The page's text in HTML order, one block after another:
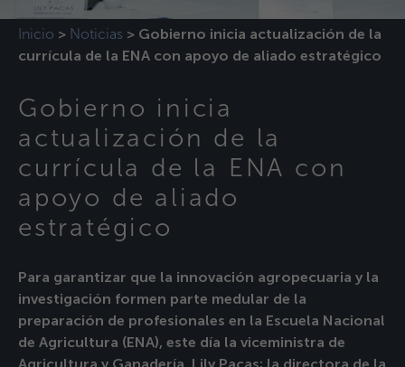
Inicio > Noticias > Gobierno inicia actualización de la
currícula de la ENA con apoyo de aliado estratégico
Gobierno inicia
actualización de la
currícula de la ENA con
apoyo de aliado
estratégico
Para garantizar que la innovación agropecuaria y la
investigación formen parte medular de la
preparación de profesionales en la Escuela Nacional
de Agricultura (ENA), este día la viceministra de